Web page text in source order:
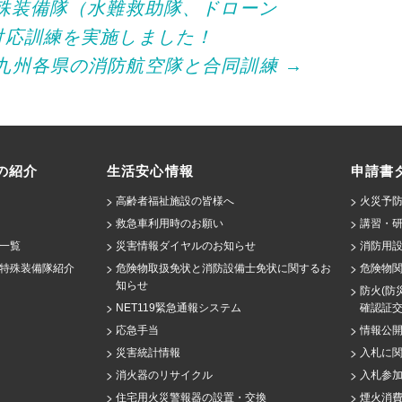
装備隊（水難救助隊、ドローン
訓練を実施しました！
州各県の消防航空隊と合同訓練 →
紹介
覧
殊装備隊紹介
生活安心情報
高齢者福祉施設の皆様へ
救急車利用時のお願い
災害情報ダイヤルのお知らせ
危険物取扱免状と消防設備士免状に関するお
知らせ
NET119緊急通報システム
応急手当
災害統計情報
消火器のリサイクル
住宅用火災警報器の設置・交換
申請書
火災予
講習・
消防用
危険物
防火(防
確認証
情報公
入札に
入札参
煙火消